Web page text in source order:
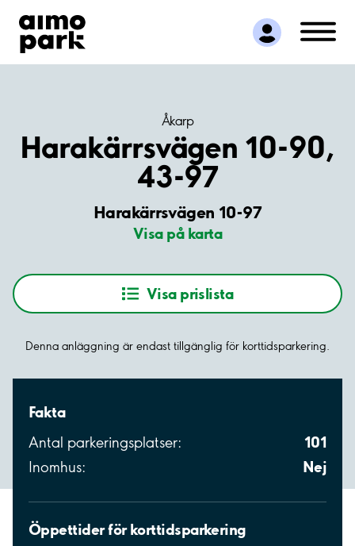
Hitta parkering
Samarbete
Kundservice
Åkarp
Harakärrsvägen 10-90,
43-97
Harakärrsvägen 10-97
Visa på karta
Visa prislista
Denna anläggning är endast tillgänglig för korttidsparkering.
Fakta
Antal parkeringsplatser: 101
Inomhus: Nej
Öppettider för korttidsparkering